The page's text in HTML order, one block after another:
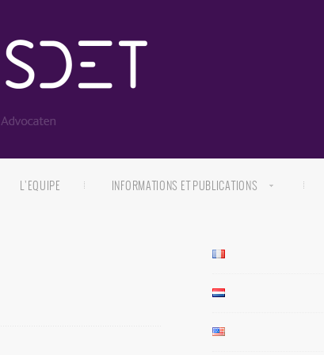
L’EQUIPE INFORMATIONS ET PUBLICATIONS